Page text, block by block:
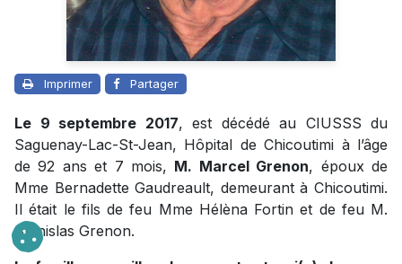
Imprimer Partager
Le 9 septembre 2017, est décédé au CIUSSS du
Saguenay-Lac-St-Jean, Hôpital de Chicoutimi à l’âge
de 92 ans et 7 mois, M. Marcel Grenon, époux de
Mme Bernadette Gaudreault, demeurant à Chicoutimi.
Il était le fils de feu Mme Hélèna Fortin et de feu M.
Stanislas Grenon.